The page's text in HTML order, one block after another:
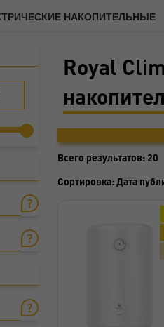
НАКОПИТЕЛЬНЫЕ
Royal
Всего результатов: 20
Сортировка:Дата